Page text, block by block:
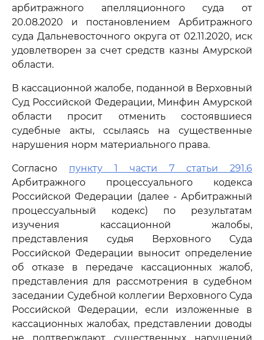
арбитражного апелляционного суда от
20.08.2020 и постановлением Арбитражного
суда Дальневосточного округа от 02.11.2020, иск
удовлетворен за счет средств казны Амурской
области.
В кассационной жалобе, поданной в Верховный
Суд Российской Федерации, Минфин Амурской
области просит отменить состоявшиеся
судебные акты, ссылаясь на существенные
нарушения норм материального права.
Согласно пункту 1 части 7 статьи 291.6
Арбитражного процессуального кодекса
Российской Федерации (далее - Арбитражный
процессуальный кодекс) по результатам
изучения кассационной жалобы,
представления судья Верховного Суда
Российской Федерации выносит определение
об отказе в передаче кассационных жалоб,
представления для рассмотрения в судебном
заседании Судебной коллегии Верховного Суда
Российской Федерации, если изложенные в
кассационных жалобах, представлении доводы